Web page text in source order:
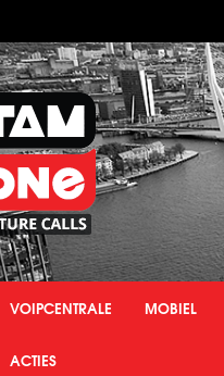
VOIPCENTRALE MOBIEL
ACTIES
U BENT HIER: